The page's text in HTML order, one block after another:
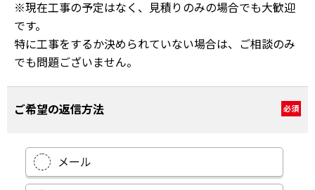
※現在工事の予定はなく、見積りのみの場合でも大歓迎
です。
特に工事をするか決められていない場合は、ご相談のみ
でも問題ございません。
ご希望の返信方法 必須
メール